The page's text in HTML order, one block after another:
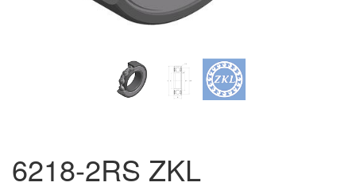
6218-2RS ZKL